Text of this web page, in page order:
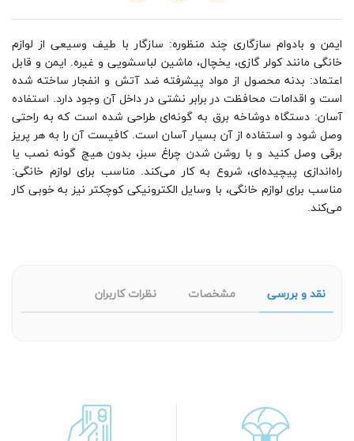
ایمن و بادوام سازگاری چند منظوره: سازگار با طیف وسیعی از لوازم
خانگی مانند کولر گازی، یخچال، ماشین لباسشویی و غیره. ایمن و قابل
اعتماد: بدنه محصول از مواد پیشرفته ضد آتش و انفجار ساخته شده
است و اقدامات محافظت در برابر نشتی در داخل آن وجود دارد. استفاده
آسان: دستگاه دوشاخه برق به گونه‌ای طراحی شده است که به راحتی
وصل شود و استفاده از آن بسیار آسان است. کافیست آن را به هر پریز
برقی وصل کنید و با روشن شدن چراغ سبز، بدون هیچ گونه نصب یا
راه‌اندازی پیچیده‌ای، شروع به کار می‌کند. مناسب برای لوازم خانگی:
مناسب برای لوازم خانگی، با وسایل الکترونیکی کوچکتر نیز به خوبی کار
می‌کند.
نقد و بررسی مشخصات نظرات کاربران